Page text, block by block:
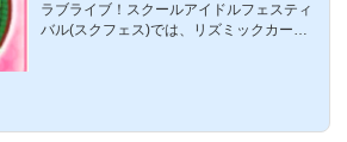
テムまとめ【リズミックカーニ
バル】
ラブライブ！スクールアイドルフェスティ
バル(スクフェス)では、リズミックカーニ
す。ここでは、リズミックカーニバルにて